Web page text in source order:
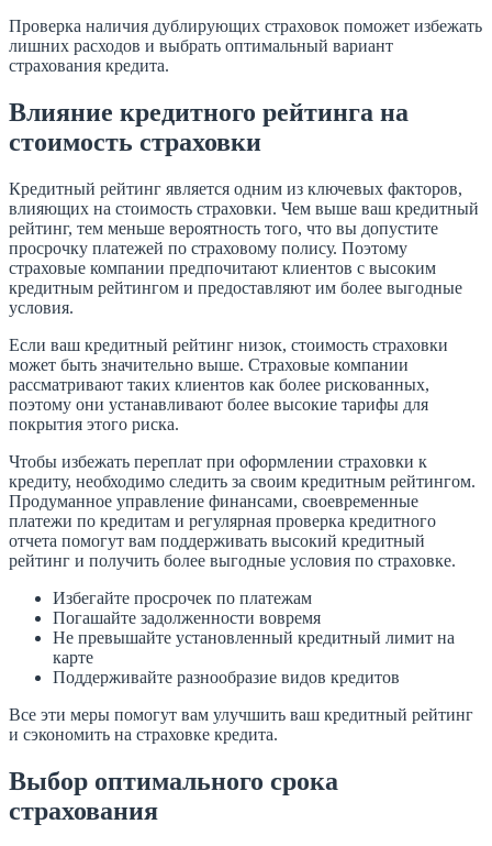
Проверка наличия дублирующих страховок поможет избежать
лишних расходов и выбрать оптимальный вариант
страхования кредита.
Влияние кредитного рейтинга на
стоимость страховки
Кредитный рейтинг является одним из ключевых факторов,
влияющих на стоимость страховки. Чем выше ваш кредитный
рейтинг, тем меньше вероятность того, что вы допустите
просрочку платежей по страховому полису. Поэтому
страховые компании предпочитают клиентов с высоким
кредитным рейтингом и предоставляют им более выгодные
условия.
Если ваш кредитный рейтинг низок, стоимость страховки
может быть значительно выше. Страховые компании
рассматривают таких клиентов как более рискованных,
поэтому они устанавливают более высокие тарифы для
покрытия этого риска.
Чтобы избежать переплат при оформлении страховки к
кредиту, необходимо следить за своим кредитным рейтингом.
Продуманное управление финансами, своевременные
платежи по кредитам и регулярная проверка кредитного
отчета помогут вам поддерживать высокий кредитный
рейтинг и получить более выгодные условия по страховке.
Избегайте просрочек по платежам
Погашайте задолженности вовремя
Не превышайте установленный кредитный лимит на
карте
Поддерживайте разнообразие видов кредитов
Все эти меры помогут вам улучшить ваш кредитный рейтинг
и сэкономить на страховке кредита.
Выбор оптимального срока
страхования